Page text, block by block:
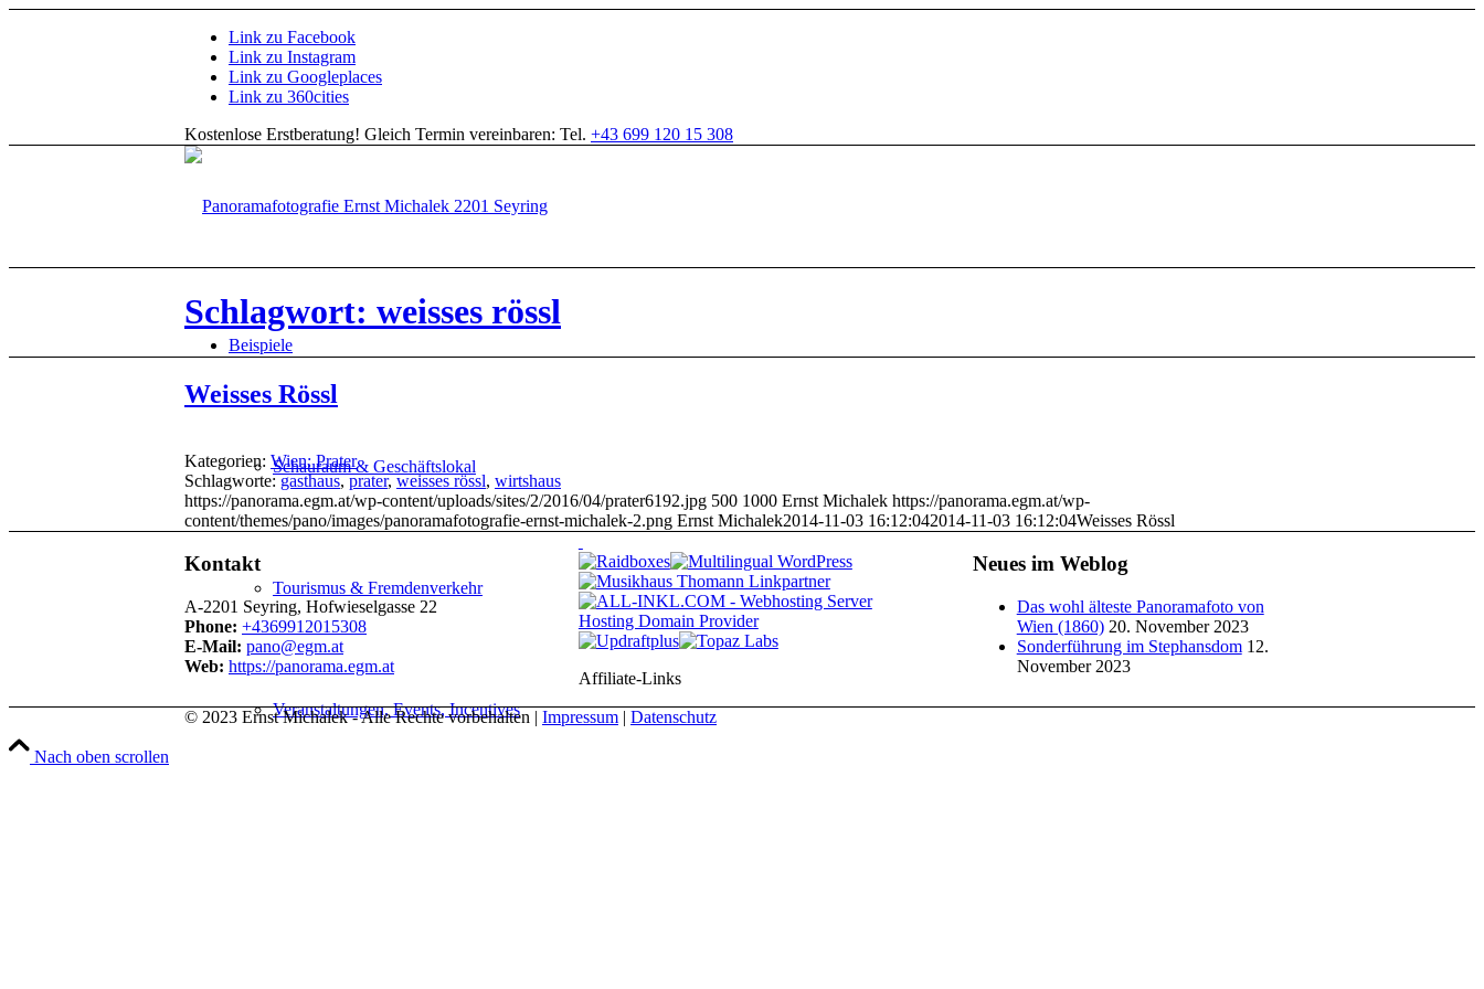
Link zu Facebook
Link zu Instagram
Link zu Googleplaces
Link zu 360cities
Kostenlose Erstberatung! Gleich Termin vereinbaren: Tel. +43 699 120 15 308
Beispiele
Schauraum & Geschäftslokal
Tourismus & Fremdenverkehr
Veranstaltungen, Events, Incentives
Schlagwort: weisses rössl
Weisses Rössl
Kategorien: Wien: Prater
Schlagworte:gasthaus,prater,weisses rössl, wirtshaus
https://panorama.egm.at/wp-content/uploads/sites/2/2016/04/prater6192.jpg 500 1000 Ernst Michalek https://panorama.egm.at/wp-
content/themes/pano/images/panoramafotografie-ernst-michalek-2.png Ernst Michalek2014-11-03 16:12:042014-11-03 16:12:04Weisses Rössl
Kontakt
A-2201 Seyring, Hofwieselgasse 22
Phone: +4369912015308
E-Mail: pano@egm.at
Web: https://panorama.egm.at
Affiliate-Links
Neues im Weblog
Das wohl älteste Panoramafoto von
Wien (1860) 20. November 2023
Sonderführung im Stephansdom 12.
November 2023
© 2023 Ernst Michalek - Alle Rechte vorbehalten | Impressum | Datenschutz
Nach oben scrollen